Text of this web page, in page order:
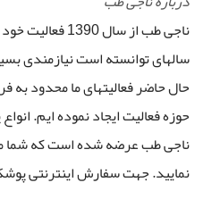
ناجی طب از سال
سالهای توانسته است نیازمندی
حال حاضر فعالیتهای ما محدود
حوزه فعالیت ایجاد نموده ایم.
ناجی طب عرضه شده است که شما
نمایید. جهت سفارش اینترنتی